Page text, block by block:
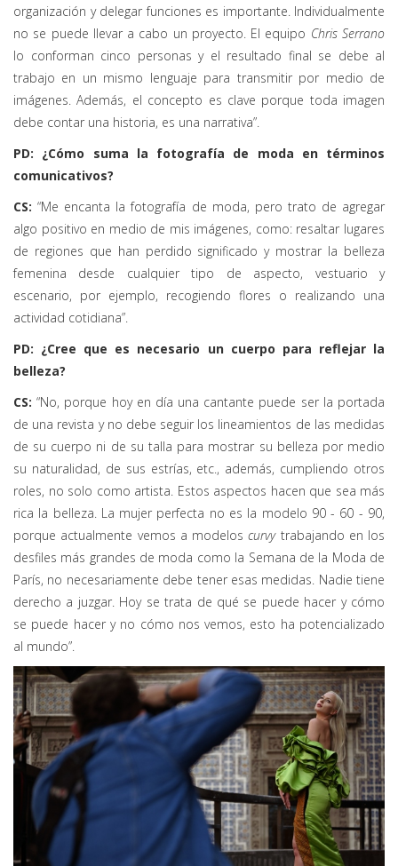
organización y delegar funciones es importante. Individualmente
no se puede llevar a cabo un proyecto. El equipo Chris Serrano
lo conforman cinco personas y el resultado final se debe al
trabajo en un mismo lenguaje para transmitir por medio de
imágenes. Además, el concepto es clave porque toda imagen
debe contar una historia, es una narrativa”.
PD: ¿Cómo suma la fotografía de moda en términos
comunicativos?
CS:“Me encanta la fotografía de moda, pero trato de agregar
algo positivo en medio de mis imágenes, como: resaltar lugares
de regiones que han perdido significado y mostrar la belleza
femenina desde cualquier tipo de aspecto, vestuario y
escenario, por ejemplo, recogiendo flores o realizando una
actividad cotidiana”.
PD: ¿Cree que es necesario un cuerpo para reflejar la
belleza?
CS:“No, porque hoy en día una cantante puede ser la portada
de una revista y no debe seguir los lineamientos de las medidas
de su cuerpo ni de su talla para mostrar su belleza por medio
su naturalidad, de sus estrías, etc., además, cumpliendo otros
roles, no solo como artista. Estos aspectos hacen que sea más
rica la belleza. La mujer perfecta no es la modelo 90 - 60 - 90,
porque actualmente vemos a modeloscurvytrabajando en los
desfiles más grandes de moda como la Semana de la Moda de
París, no necesariamente debe tener esas medidas. Nadie tiene
derecho a juzgar. Hoy se trata de qué se puede hacer y cómo
se puede hacer y no cómo nos vemos, esto ha potencializado
al mundo”.